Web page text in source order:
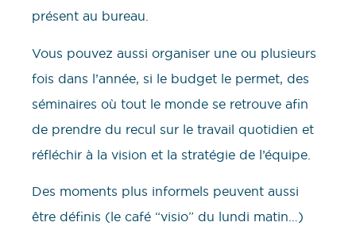
présent au bureau.
Vous pouvez aussi organiser une ou plusieurs
fois dans l’année, si le budget le permet, des
séminaires où tout le monde se retrouve afin
de prendre du recul sur le travail quotidien et
réfléchir à la vision et la stratégie de l’équipe.
Des moments plus informels peuvent aussi
être définis (le café “visio” du lundi matin…)